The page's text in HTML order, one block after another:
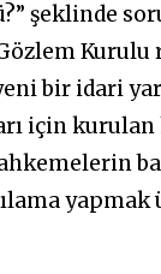
şeklinde
Kurulu
bir idari
için
yapmak